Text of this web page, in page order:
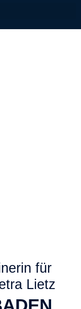
für
Lietz